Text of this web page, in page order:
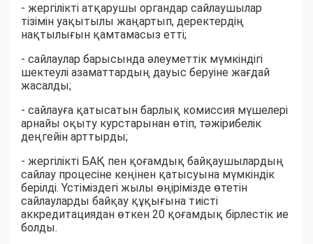
- жергілікті атқарушы органдар сайлаушылар
тізімін уақытылы жаңартып, деректердің
нақтылығын қамтамасыз етті;
- сайлаулар барысында әлеуметтік мүмкіндігі
шектеулі азаматтардың дауыс беруіне жағдай
жасалды;
- сайлауға қатысатын барлық комиссия мүшелері
арнайы оқыту курстарынан өтіп, тәжірибелік
деңгейін арттырды;
- жергілікті БАҚ пен қоғамдық байқаушылардың
сайлау процесіне кеңінен қатысуына мүмкіндік
берілді. Үстіміздегі жылы өңірімізде өтетін
сайлауларды байқау құқығына тиісті
аккредитациядан өткен 20 қоғамдық бірлестік ие
болды.